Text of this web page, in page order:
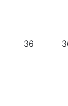
36